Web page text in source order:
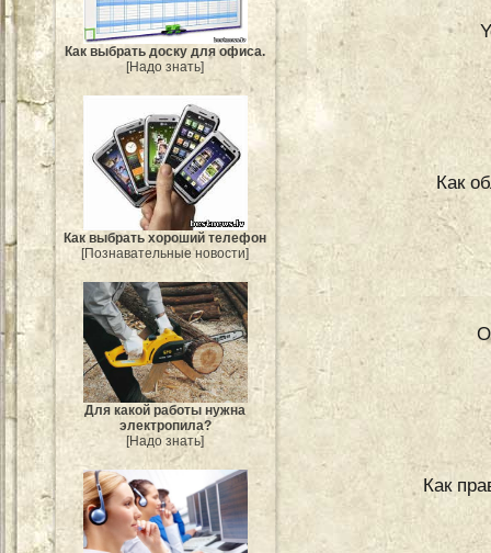
Как выбрать доску для офиса.
[Надо знать]
Как выбрать хороший телефон
[Познавательные новости]
Для какой работы нужна
электропила?
[Надо знать]
Как
Как